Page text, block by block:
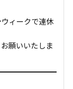
ィークで連休
願いいたしま